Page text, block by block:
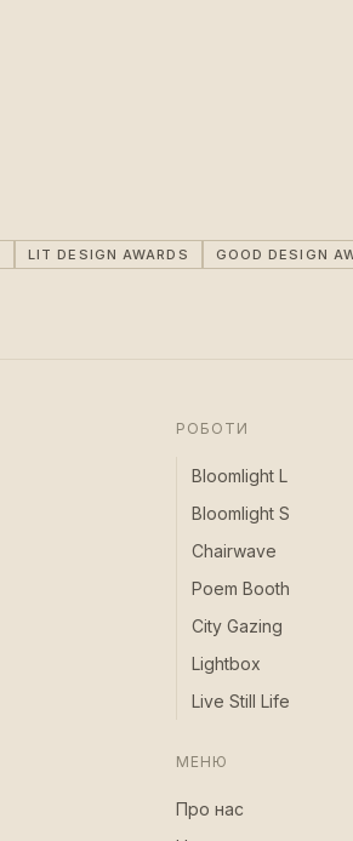
LIT DESIGN AWARDS
GOOD DESIGN
РОБОТИ
Bloomlight L
Bloomlight S
Chairwave
Poem Booth
City Gazing
Lightbox
Live Still Life
МЕНЮ
Про нас